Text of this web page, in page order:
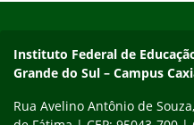
Instituto Federal de
Grande do Sul – Campus
Rua Avelino Antônio de